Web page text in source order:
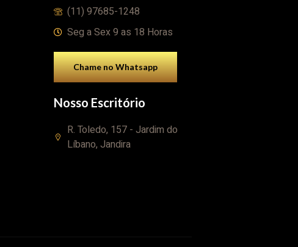
(11) 97685-1248
Seg a Sex 9 as 18 Horas
Chame no Whatsapp
Nosso Escritório
R. Toledo, 157 - Jardim do
Líbano, Jandira